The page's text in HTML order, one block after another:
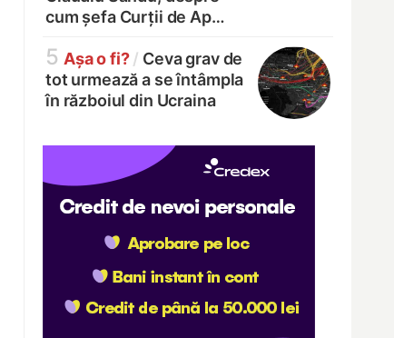
cum șefa Curții de Ap…
5 Așa o fi? / Ceva grav de
tot urmează a se întâmpla
în războiul din Ucraina